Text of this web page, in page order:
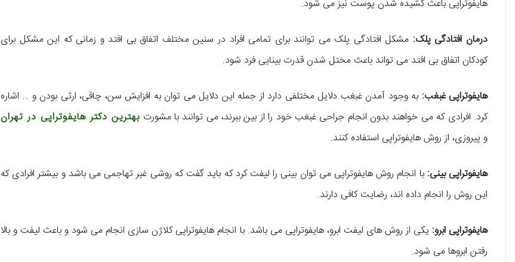
هایفوتراپی باعث کشیده شدن پوست نیز می شود.
درمان افتادگی پلک: مشکل افتادگی پلک می توانند برای تمامی افراد در سنین مختلف اتفاق بی افتد و زمانی که این مشکل برای
کودکان اتفاق بی افتد می تواند باعث مختل شدن قدرت بینایی فرد شود.
هایفوتراپی غبغب: به وجود آمدن غبغب دلایل مختلفی دارد از جمله این دلایل می توان به افزایش سن، چاقی، ارثی بودن و … اشاره
کرد. افرادی که می خواهند بدون انجام جراحی غبغب خود را از بین ببرند، می توانند با مشورت بهترین دکتر هایفوتراپی در تهران
و پیروزی، از روش هایفوتراپی استفاده کنند.
هایفوتراپی بینی: با انجام روش هایفوتراپی می توان بینی را لیفت کرد که باید گفت که روشی غیر تهاجمی می باشد و بیشتر افرادی که
این روش را انجام داده اند، رضایت کافی دارند.
هایفوتراپی ابرو: یکی از روش های لیفت ابرو، هایفوتراپی می باشد. با انجام هایفوتراپی کلاژن سازی انجام می شود و باعث لیفت و بالا
رفتن ابروها می شود.